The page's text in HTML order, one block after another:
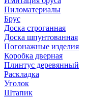
Пиломатериалы
Брус
Доска строганная
Доска шпунтованная
Погонажные изделия
Коробка дверная
Плинтус деревянный
Раскладка
Уголок
Штапик